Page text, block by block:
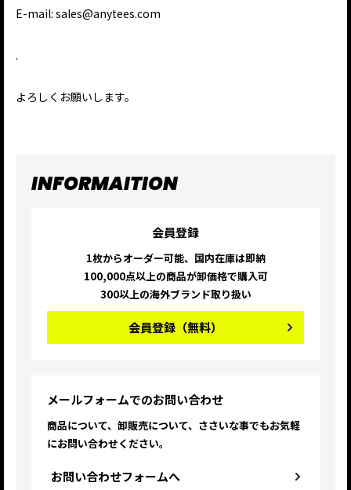
E-mail: sales@anytees.com
.
よろしくお願いします。
INFORMAITION
会員登録
1枚からオーダー可能、国内在庫は即納
100,000点以上の商品が卸価格で購入可
300以上の海外ブランド取り扱い
会員登録 （無料）
メールフォームでのお問い合わせ
商品について、卸販売について、ささいな事でもお気軽
にお問い合わせください。
お問い合わせフォームへ